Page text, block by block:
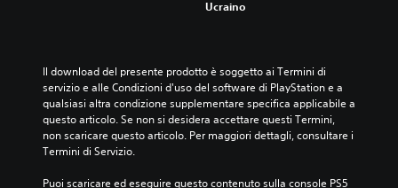
Ucraino
Il download del presente prodotto è soggetto ai Termini di
servizio e alle Condizioni d'uso del software di PlayStation e a
qualsiasi altra condizione supplementare specifica applicabile a
questo articolo. Se non si desidera accettare questi Termini,
non scaricare questo articolo. Per maggiori dettagli, consultare i
Termini di Servizio.
Puoi scaricare ed eseguire questo contenuto sulla console PS5